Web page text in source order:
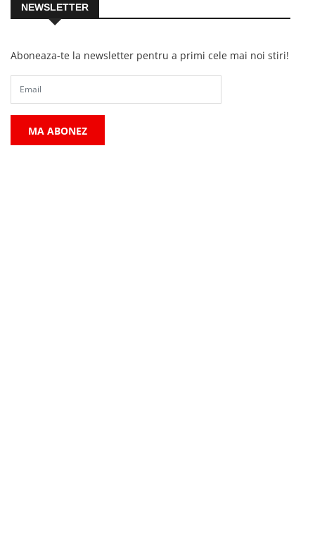
NEWSLETTER
Aboneaza-te la newsletter pentru a primi cele mai noi stiri!
MA ABONEZ